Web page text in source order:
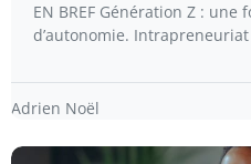
EN BREF Génération Z : une
d’autonomie.
Adrien Noël